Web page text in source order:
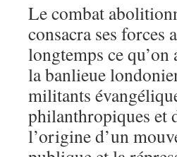
Le combat
consacra ses forces
longtemps ce
la banlieue
militants
philanthropiques et
l’origine d’un